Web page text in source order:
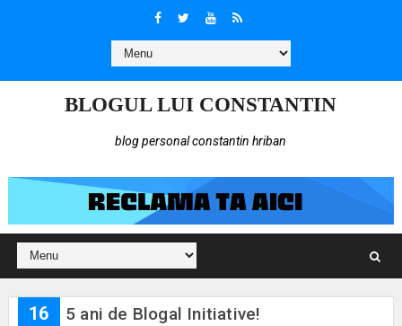
BLOGUL LUI CONSTANTIN
blog personal constantin hriban
16 5 ani de Blogal Initiative!